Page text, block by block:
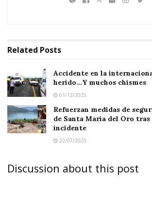
Notas Relacionadas
Tags: accidente policíacas
Related Posts
Accidente en la
herido…Y muchos chismes
01/12/2025
Refuerzan medidas de
de Santa María del Oro
incidente
22/07/2025
Discussion about this post